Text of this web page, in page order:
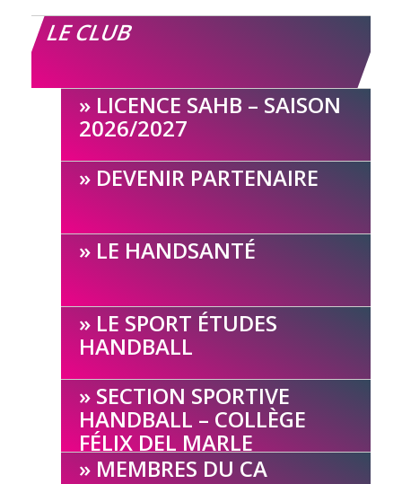
LE CLUB
LICENCE SAHB – SAISON
2026/2027
DEVENIR PARTENAIRE
LE HANDSANTÉ
LE SPORT ÉTUDES
HANDBALL
SECTION SPORTIVE
HANDBALL – COLLÈGE
FÉLIX DEL MARLE
MEMBRES DU CA